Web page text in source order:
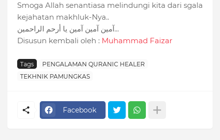
Smoga Allah senantiasa melindungi kita dari sgala
kejahatan makhluk-Nya..
آمين آمين آمين يا أرحم الراحمين...
Disusun kembali oleh : Muhammad Faizar
Tags
PENGALAMAN QURANIC HEALER
TEKHNIK PAMUNGKAS
Facebook